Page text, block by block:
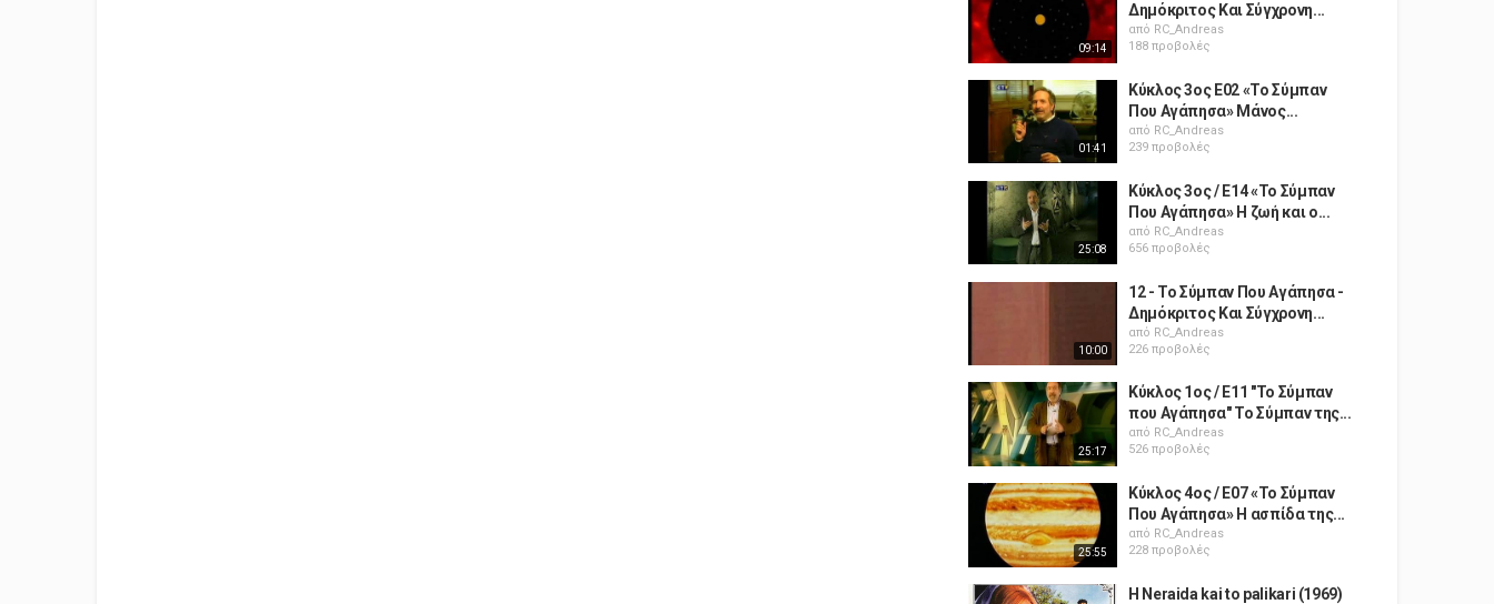
09:14
Δημόκριτος Και Σύγχρονη...
από RC_Andreas
188 προβολές
01:41
Κύκλος 3ος Ε02 «Το Σύμπαν
Που Αγάπησα» Μάνος...
από RC_Andreas
239 προβολές
25:08
Κύκλος 3ος / Ε14 «Το Σύμπαν
Που Αγάπησα» Η ζωή και ο...
από RC_Andreas
656 προβολές
10:00
12 - Το Σύμπαν Που Αγάπησα -
Δημόκριτος Και Σύγχρονη...
από RC_Andreas
226 προβολές
25:17
Κύκλος 1ος / Ε11 "Το Σύμπαν
που Αγάπησα" Το Σύμπαν της...
από RC_Andreas
526 προβολές
25:55
Κύκλος 4ος / Ε07 «Το Σύμπαν
Που Αγάπησα» Η ασπίδα της...
από RC_Andreas
228 προβολές
H Neraida kai to palikari (1969)